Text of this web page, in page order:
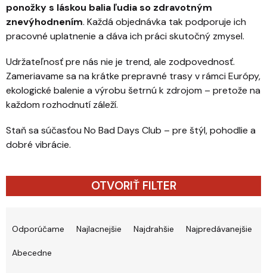
ponožky s láskou balia ľudia so zdravotným
znevýhodnením. Každá objednávka tak podporuje ich
pracovné uplatnenie a dáva ich práci skutočný zmysel.
Udržateľnosť pre nás nie je trend, ale zodpovednosť.
Zameriavame sa na krátke prepravné trasy v rámci Európy,
ekologické balenie a výrobu šetrnú k zdrojom – pretože na
každom rozhodnutí záleží.
Staň sa súčasťou No Bad Days Club – pre štýl, pohodlie a
dobré vibrácie.
OTVORIŤ FILTER
Odporúčame Najlacnejšie Najdrahšie Najpredávanejšie
Abecedne